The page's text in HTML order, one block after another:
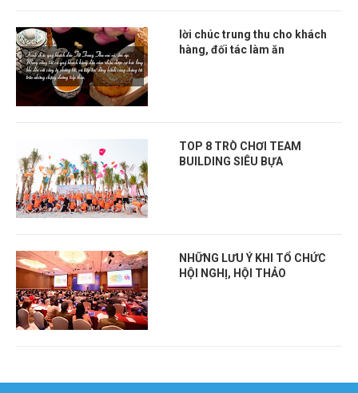
lời chúc trung thu cho khách
hàng, đối tác làm ăn
TOP 8 TRÒ CHƠI TEAM
BUILDING SIÊU BỰA
NHỮNG LƯU Ý KHI TỔ CHỨC
HỘI NGHỊ, HỘI THẢO